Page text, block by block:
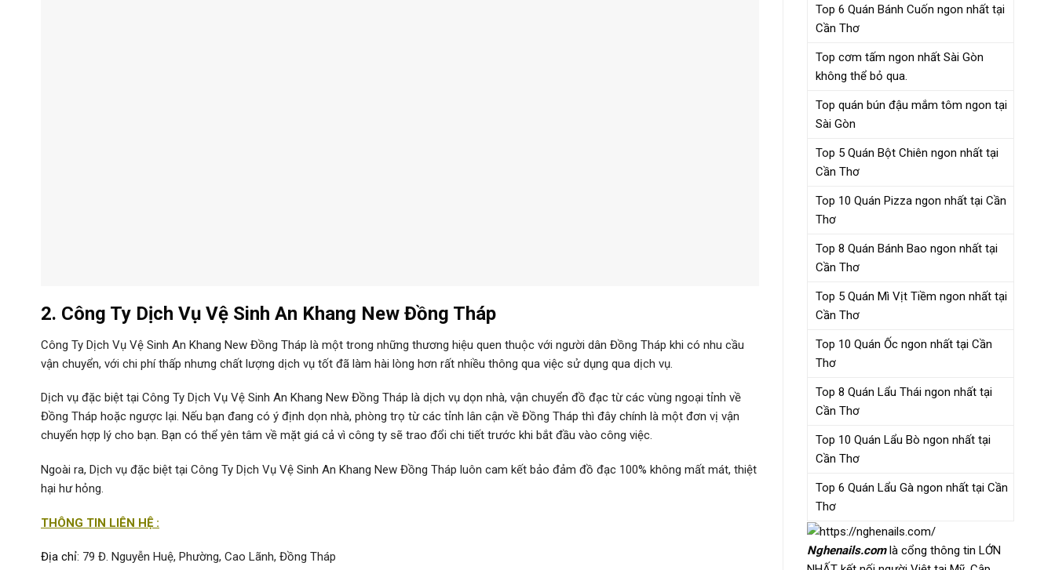
2. Công Ty Dịch Vụ Vệ Sinh An Khang New Đồng Tháp
Công Ty Dịch Vụ Vệ Sinh An Khang New Đồng Tháp là một trong những thương hiệu quen thuộc với người dân Đồng Tháp khi có nhu cầu
vận chuyển, với chi phí thấp nhưng chất lượng dịch vụ tốt đã làm hài lòng hơn rất nhiều thông qua việc sử dụng qua dịch vụ.
Dịch vụ đặc biệt tại Công Ty Dịch Vụ Vệ Sinh An Khang New Đồng Tháp là dịch vụ dọn nhà, vận chuyển đồ đạc từ các vùng ngoại tỉnh về
Đồng Tháp hoặc ngược lại. Nếu bạn đang có ý định dọn nhà, phòng trọ từ các tỉnh lân cận về Đồng Tháp thì đây chính là một đơn vị vận
chuyển hợp lý cho bạn. Bạn có thể yên tâm về mặt giá cả vì công ty sẽ trao đổi chi tiết trước khi bắt đầu vào công việc.
Ngoài ra, Dịch vụ đặc biệt tại Công Ty Dịch Vụ Vệ Sinh An Khang New Đồng Tháp luôn cam kết bảo đảm đồ đạc 100% không mất mát, thiệt
hại hư hỏng.
THÔNG TIN LIÊN HỆ :
Địa chỉ: 79 Đ. Nguyễn Huệ, Phường, Cao Lãnh, Đồng Tháp
Top 6 Quán Bánh Cuốn ngon nhất tại
Cần Thơ
Top cơm tấm ngon nhất Sài Gòn
không thể bỏ qua.
Top quán bún đậu mắm tôm ngon tại
Sài Gòn
Top 5 Quán Bột Chiên ngon nhất tại
Cần Thơ
Top 10 Quán Pizza ngon nhất tại Cần
Thơ
Top 8 Quán Bánh Bao ngon nhất tại
Cần Thơ
Top 5 Quán Mì Vịt Tiềm ngon nhất tại
Cần Thơ
Top 10 Quán Ốc ngon nhất tại Cần
Thơ
Top 8 Quán Lẩu Thái ngon nhất tại
Cần Thơ
Top 10 Quán Lẩu Bò ngon nhất tại
Cần Thơ
Top 6 Quán Lẩu Gà ngon nhất tại Cần
Thơ
Nghenails.comlà cổng thông tin LỚN